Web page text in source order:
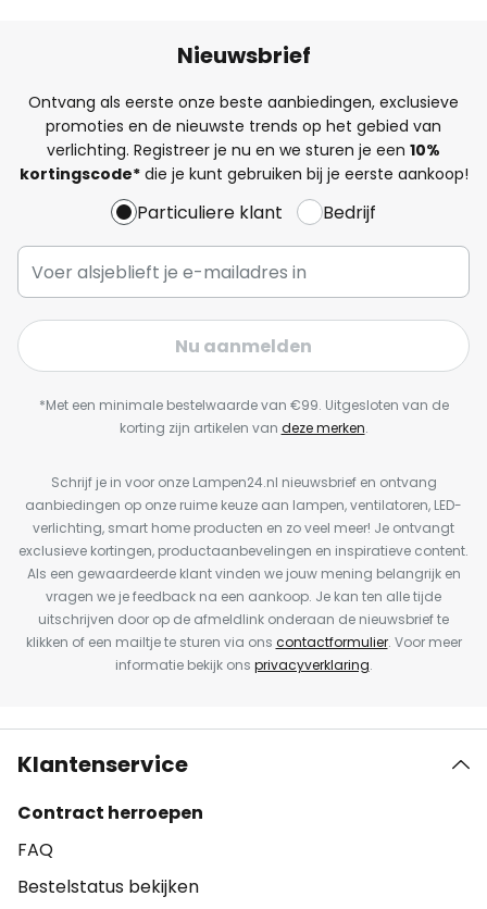
Nieuwsbrief
Ontvang als eerste onze beste aanbiedingen, exclusieve
promoties en de nieuwste trends op het gebied van
verlichting. Registreer je nu en we sturen je een 10%
kortingscode*die je kunt gebruiken bij je eerste aankoop!
Particuliere klant Bedrijf
Nu aanmelden
*Met een minimale bestelwaarde van €99. Uitgesloten van de
korting zijn artikelen van deze merken.
Schrijf je in voor onze Lampen24.nl nieuwsbrief en ontvang
aanbiedingen op onze ruime keuze aan lampen, ventilatoren, LED-
verlichting, smart home producten en zo veel meer! Je ontvangt
exclusieve kortingen, productaanbevelingen en inspiratieve content.
Als een gewaardeerde klant vinden we jouw mening belangrijk en
vragen we je feedback na een aankoop. Je kan ten alle tijde
uitschrijven door op de afmeldlink onderaan de nieuwsbrief te
klikken of een mailtje te sturen via ons contactformulier. Voor meer
informatie bekijk ons privacyverklaring.
Klantenservice
Contract herroepen
FAQ
Bestelstatus bekijken